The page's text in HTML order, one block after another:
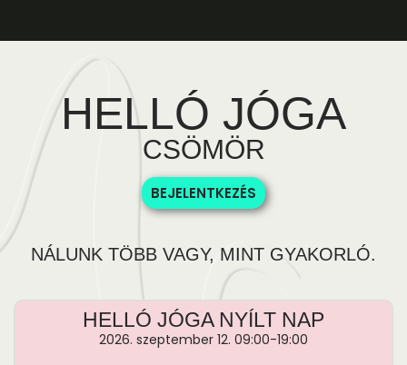
HELLÓ JÓGA
CSÖMÖR
BEJELENTKEZÉS
NÁLUNK TÖBB VAGY, MINT GYAKORLÓ.
HELLÓ JÓGA NYÍLT NAP
2026. szeptember 12. 09:00-19:00